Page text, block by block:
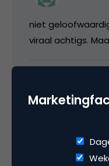
niet
viraal achtigs.
Anders